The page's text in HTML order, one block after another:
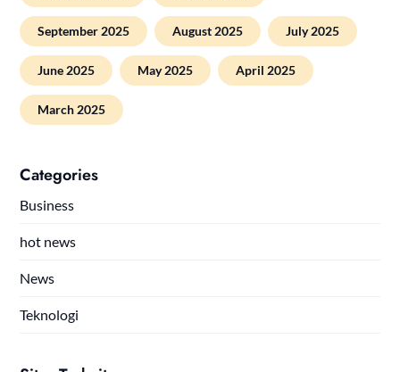
September 2025 August 2025 July 2025
June 2025 May 2025 April 2025
March 2025
Categories
Business
hot news
News
Teknologi